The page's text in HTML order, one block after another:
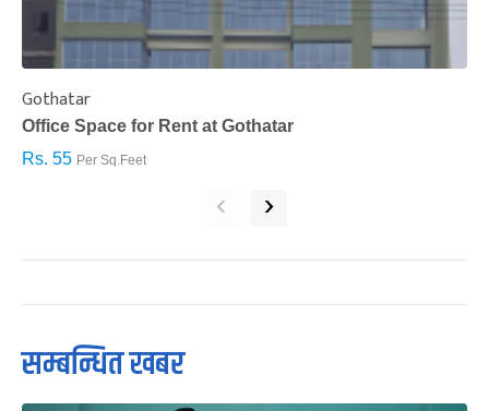
Gothatar
Office Space for Rent at Gothatar
Rs. 55 Per Sq.Feet
‹ ›
सम्बन्धित खबर